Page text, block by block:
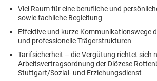
Viel Raum für eine berufliche und
sowie fachliche Begleitung
Effektive und kurze Kommunikationswege
und professionelle Trägerstrukturen
Tarifsicherheit – die Vergütung richtet sich
Arbeitsvertragsordnung der Diözese
Stuttgart/Sozial- und Erziehungsdienst